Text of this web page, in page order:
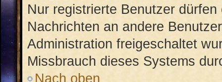
Nur registrierte Benutzer
Nachrichten an andere
Administration freigeschaltet
Missbrauch dieses Systems
Nach oben